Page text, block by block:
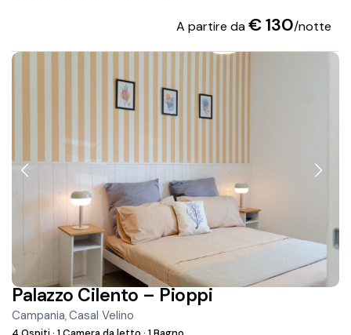
A partire da€ 130/notte
Palazzo Cilento – Pioppi
Campania,Casal Velino